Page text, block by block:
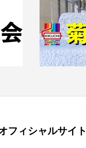
フィシャルサイト